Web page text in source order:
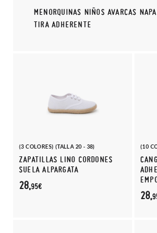
MENORQUINAS NIÑOS AVARCAS NAPA
TIRA ADHERENTE
(3 COLORES) (TALLA 20 - 38)
ZAPATILLAS LINO CORDONES
SUELA ALPARGATA
28,95€
(10
28,